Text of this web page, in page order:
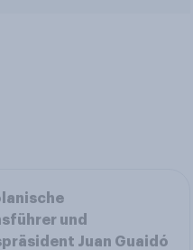
und
Juan Guaidó